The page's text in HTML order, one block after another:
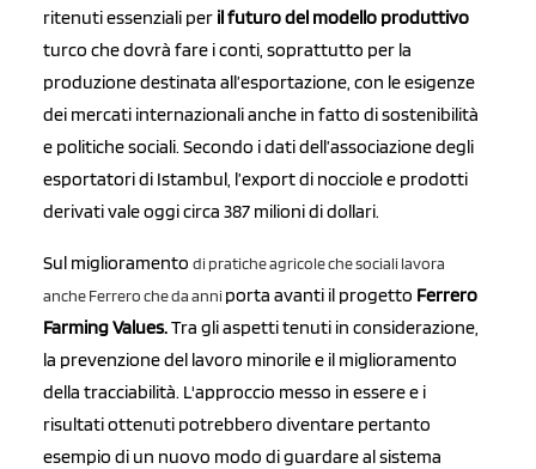
ritenuti essenziali per il futuro del modello produttivo
turco che dovrà fare i conti, soprattutto per la
produzione destinata all’esportazione, con le esigenze
dei mercati internazionali anche in fatto di sostenibilità
e politiche sociali. Secondo i dati dell’associazione degli
esportatori di Istambul, l’export di nocciole e prodotti
derivati vale oggi circa 387 milioni di dollari.
Sul miglioramento di pratiche agricole che sociali lavora
anche Ferrero cheda anni porta avanti il progetto Ferrero
Farming Values.Tra gli aspetti tenuti in considerazione,
la prevenzione del lavoro minorile e il miglioramento
della tracciabilità. L'approccio messo in essere e i
risultati ottenuti potrebbero diventare pertanto
esempio di un nuovo modo di guardare al sistema